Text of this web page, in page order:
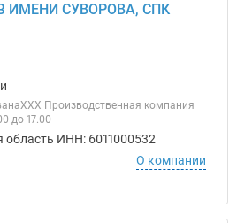
ИМЕНИ СУВОРОВА, СПК
Производственная компания
до 17.00
область ИНН: 6011000532
О компании